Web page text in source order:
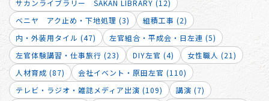
サカンライブラリー SAKAN LIBRARY (12)
ベニヤ アク止め・下地処理 (3)
組積工事 (2)
内・外装用タイル (47)
左官組合・平成会・日左連 (5)
左官体験講習・仕事旅行 (23)
DIY左官 (4)
女性職人 (21)
人材育成 (87)
会社イベント・原田左官 (110)
テレビ・ラジオ・雑誌メディア出演 (109)
講演 (7)